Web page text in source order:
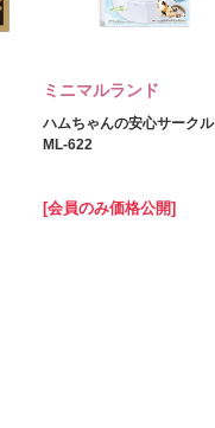
ミニマルランド
ハムちゃんの安心サークル
ML‐622
[会員のみ価格公開]